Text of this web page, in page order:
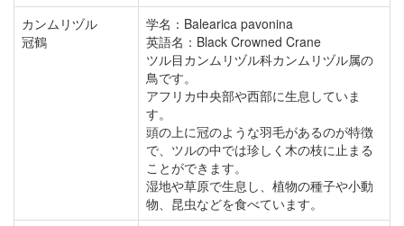
カンムリヅル
冠鶴
学名：Balearica pavonina
英語名：Black Crowned Crane
ツル目カンムリヅル科カンムリヅル属の
鳥です。
アフリカ中央部や西部に生息していま
す。
頭の上に冠のような羽毛があるのが特徴
で、ツルの中では珍しく木の枝に止まる
ことができます。
湿地や草原で生息し、植物の種子や小動
物、昆虫などを食べています。